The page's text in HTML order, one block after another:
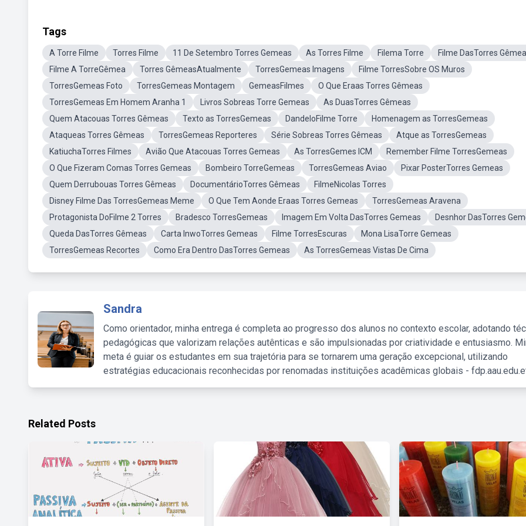
Tags
A Torre Filme Torres Filme 11 De Setembro Torres Gemeas As Torres Filme Filema Torre
Filme DasTorres
Filme A TorreGêmea
Torres GêmeasAtualmente TorresGemeas Imagens
Filme TorresSobre OS Muros
TorresGemeas Foto
TorresGemeas Montagem GemeasFilmes
O Que Eraas Torres Gêmeas
TorresGemeas Em Homem Aranha 1
Livros Sobreas Torre Gemeas
As DuasTorres Gêmeas
Quem Atacouas Torres Gêmeas
Texto as TorresGemeas DandeloFilme Torre
Homenagem as TorresGemeas
Ataqueas Torres Gêmeas
TorresGemeas Reporteres Série Sobreas Torres Gêmeas
Atque as TorresGemeas
KatiuchaTorres Filmes
Avião Que Atacouas Torres Gemeas As TorresGemes ICM
Remember Filme TorresGemeas
O Que Fizeram Comas Torres Gemeas
Bombeiro TorreGemeas TorresGemeas Aviao
Pixar PosterTorres Gemeas
Quem Derrubouas Torres Gêmeas
DocumentárioTorres Gêmeas
FilmeNicolas Torres
Disney Filme Das TorresGemeas Meme
O Que Tem Aonde Eraas Torres Gemeas
TorresGemeas Aravena
Protagonista DoFilme 2 Torres
Bradesco TorresGemeas Imagem Em Volta DasTorres Gemeas
Desnhor DasTorres
Queda DasTorres Gêmeas
Carta InwoTorres Gemeas Filme TorresEscuras
Mona LisaTorre Gemeas
TorresGemeas Recortes
Como Era Dentro DasTorres Gemeas As TorresGemeas Vistas De Cima
Sandra
Como orientador, minha entrega é completa ao progresso dos alunos no contexto escolar, adotando
pedagógicas que valorizam relações autênticas e são impulsionadas por criatividade e entusiasmo.
meta é guiar os estudantes em sua trajetória para se tornarem uma geração excepcional, utilizando
estratégias educacionais reconhecidas por renomadas instituições acadêmicas globais -
Related Posts